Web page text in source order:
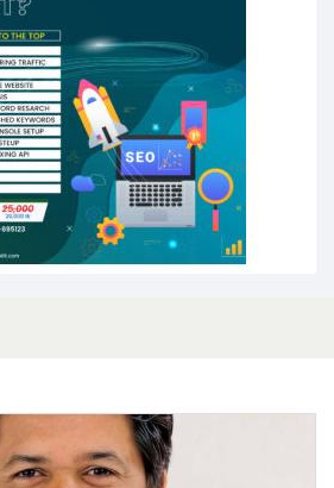
পূর্ণ স্কলারশিপে যুক্তরাষ্ট্রে
কৃতি…
১৪ জনের প্রাণহানি
ও এইচএসসি পরীক্ষা
৬ ব্যবসা প্রতিষ্ঠান